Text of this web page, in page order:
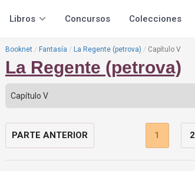
Libros Concursos Colecciones
Booknet Fantasía La Regente (petrova) Capítulo V
La Regente (petrova)
PARTE ANTERIOR 1 2